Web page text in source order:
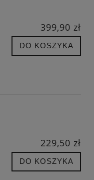
399,90 zł
DO KOSZYKA
229,50 zł
DO KOSZYKA